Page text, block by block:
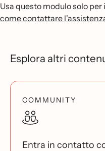
Usa questo modulo solo
come contattare
Esplora altri
COMMUNITY
Entra in contatto